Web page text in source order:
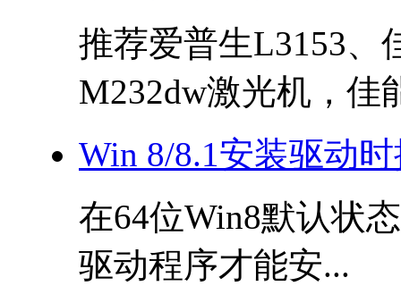
推荐爱普生L3153、
M232dw激光机，佳
Win 8/8.1安装驱动
在64位Win8默认状
驱动程序才能安...